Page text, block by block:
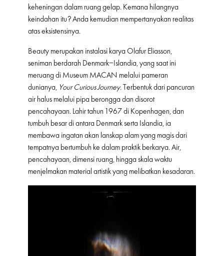
keheningan dalam ruang gelap. Kemana hilangnya
keindahan itu? Anda kemudian mempertanyakan realitas
atas eksistensinya.
Beauty merupakan instalasi karya Olafur Eliasson,
seniman berdarah Denmark–Islandia, yang saat ini
meruang di Museum MACAN melalui pameran
dunianya, Your Curious Journey. Terbentuk dari pancuran
air halus melalui pipa berongga dan disorot
pencahayaan. Lahir tahun 1967 di Kopenhagen, dan
tumbuh besar di antara Denmark serta Islandia, ia
membawa ingatan akan lanskap alam yang magis dari
tempatnya bertumbuh ke dalam praktik berkarya. Air,
pencahayaan, dimensi ruang, hingga skala waktu
menjelmakan material artistik yang melibatkan kesadaran.